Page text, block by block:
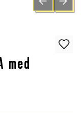
PREVIOUSNEXT
med